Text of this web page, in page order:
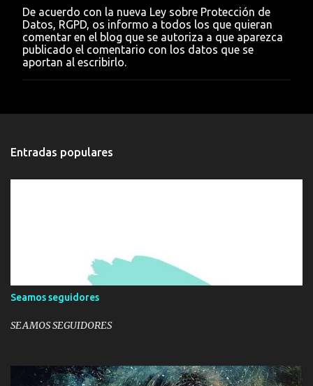
a
r
u
n
c
o
n
r
o
De acuerdo con la nueva Ley sobre Protección de
Datos, RGPD, os informo a todos los que quieran
comentar en el blog que se autoriza a que aparezca
publicado el comentario con los datos que se
aportan al escribirlo.
Entradas populares
Seamos seguidores
SEAMOS SEGUIDORES